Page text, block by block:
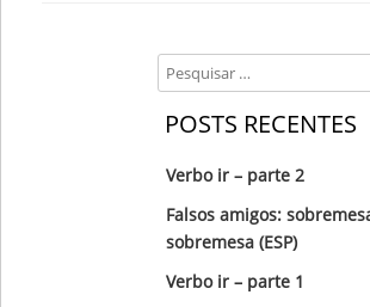
Search
POSTS RECENTES
Verbo ir – parte 2
Falsos amigos:
sobremesa (ESP)
Verbo ir – parte 1